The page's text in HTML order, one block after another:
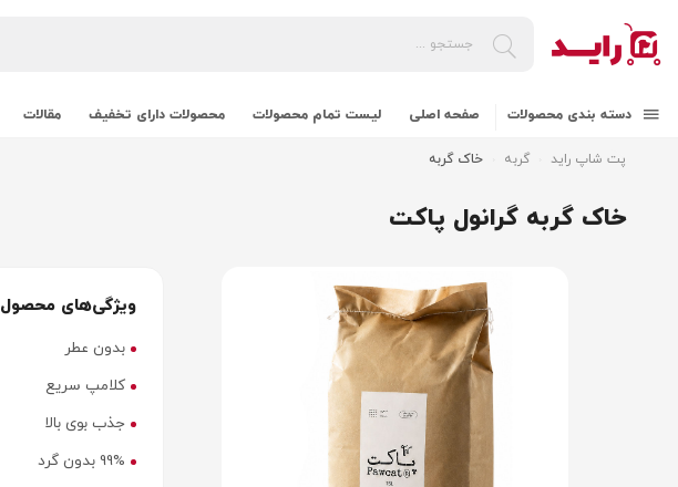
دسته بندی محصولات صفحه اصلی لیست تمام محصولات محصولات دارای تخفیف مقالات
پت شاپ راید گربه خاک گربه
خاک گربه گرانول پاکت
ویژگی‌های محصول
بدون عطر
کلامپ سریع
جذب بوی بالا
99% بدون گرد